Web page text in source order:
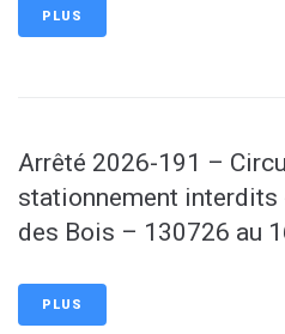
PLUS
Arrêté 2026-191 –
stationnement interdits
des Bois – 130726 au
PLUS